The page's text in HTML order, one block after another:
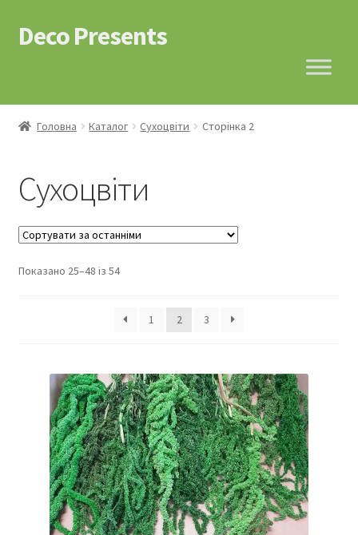
Перейти
до
Перейти
до
Deco Presents
Головна Каталог Сухоцвіти Сторінка 2
Сухоцвіти
Показано 25–48 із 54
1 2 3